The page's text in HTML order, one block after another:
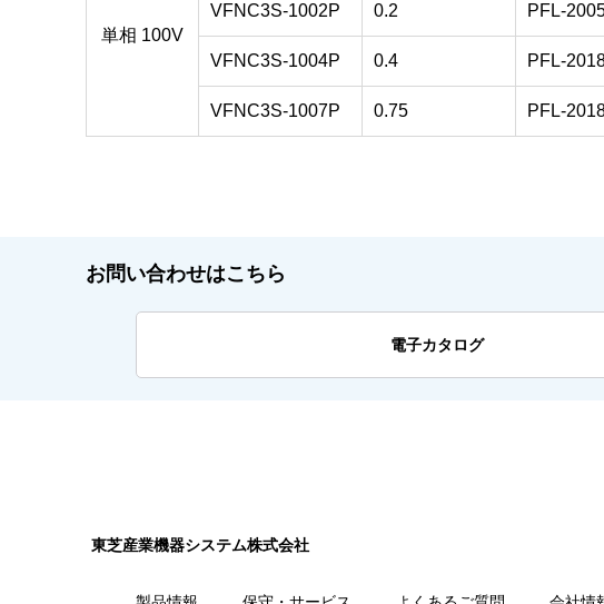
単相 100V
VFNC3S-1002P 0.2 PFL-
VFNC3S-1004P 0.4 PFL-
VFNC3S-1007P 0.75 PFL-
お問い合わせはこちら
電子カタログ
東芝産業機器システム株式会社